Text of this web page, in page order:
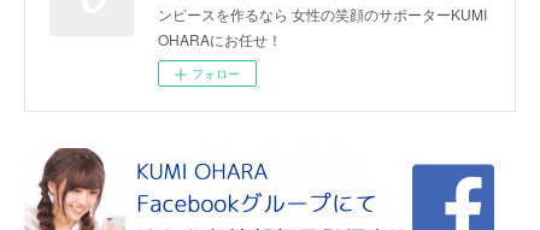
ンピースを作るなら 女性の笑顔のサポーターKUMI
OHARAにお任せ！
フォロー